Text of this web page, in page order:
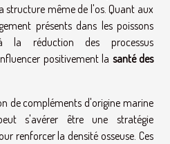
structure même de l'os. Quant aux
présents dans les poissons
la réduction des processus
positivement la santé des
de compléments d'origine marine
s'avérer être une stratégie
renforcer la densité osseuse. Ces